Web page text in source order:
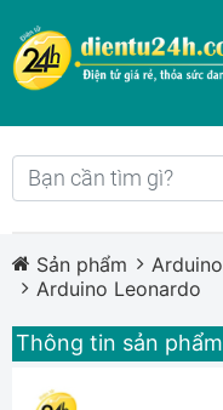
Sản phẩm Arduino
Arduino Leonardo
Thông tin sản phẩm